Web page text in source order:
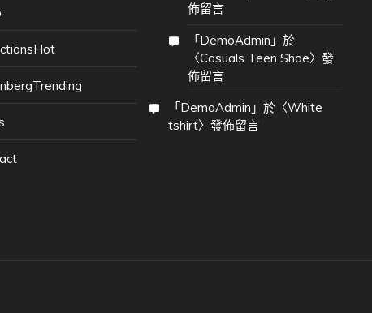
Hot
Trending
佈留言
「 DemoAdmin 」於
〈Casuals Teen Shoe〉發
佈留言
「 DemoAdmin 」於〈White
tshirt〉發佈留言